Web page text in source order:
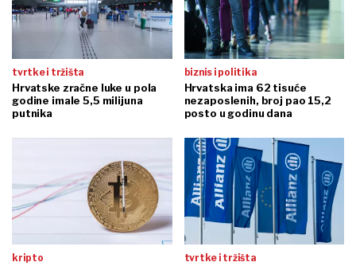
tvrtke i tržišta
Hrvatske zračne luke u pola
godine imale 5,5 milijuna
putnika
biznis i politika
Hrvatska ima 62 tisuće
nezaposlenih, broj pao 15,2
posto u godinu dana
kripto tvrtke i tržišta